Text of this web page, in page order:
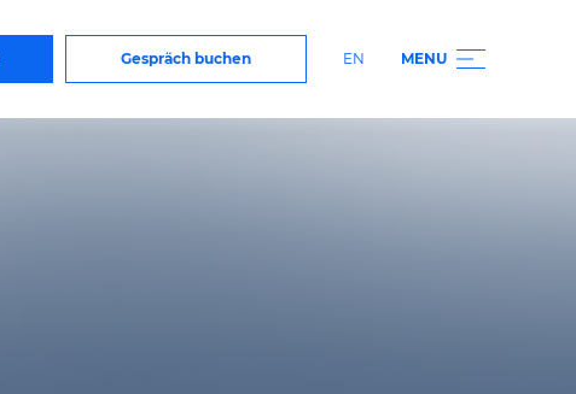
Gespräch buchen EN MENU